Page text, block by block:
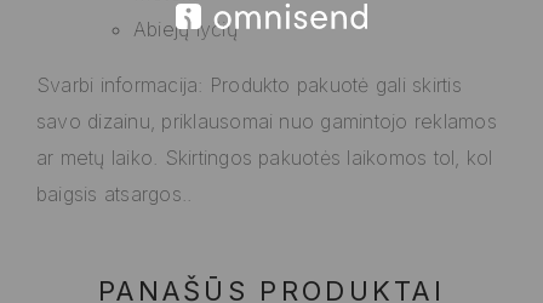
Abiejų lyčių
Svarbi informacija: Produkto pakuotė gali skirtis
savo dizainu, priklausomai nuo gamintojo reklamos
ar metų laiko. Skirtingos pakuotės laikomos tol, kol
baigsis atsargos..
PANAŠŪS PRODUKTAI